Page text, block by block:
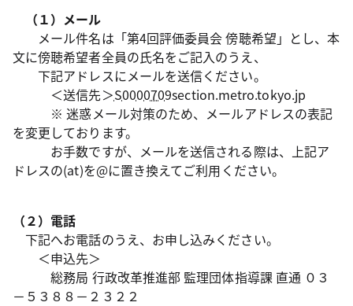
（１）メール
メール件名は「第4回評価委員会 傍聴希望」とし、本
文に傍聴希望者全員の氏名をご記入のうえ、
下記アドレスにメールを送信ください。
＜送信先＞S0000709section.metro.tokyo.jp
※ 迷惑メール対策のため、メールアドレスの表記
を変更しております。
お手数ですが、メールを送信される際は、上記ア
ドレスの(at)を@に置き換えてご利用ください。
（２）電話
下記へお電話のうえ、お申し込みください。
＜申込先＞
総務局 行政改革推進部 監理団体指導課 直通 ０３
－５３８８－２３２２